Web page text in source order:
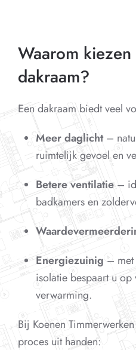
Waarom
dakraam?
Een dakraam biedt veel
Meer daglicht–
ruimtelijk gevoel en
Betere ventilatie –
badkamers en
Energiezuinig – met
isolatie bespaart u
verwarming.
Bij Koenen
proces uit handen: